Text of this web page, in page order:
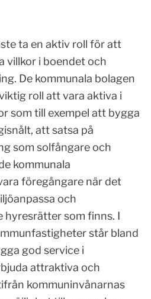
ta en aktiv roll för att
villkor i boendet och
De kommunala bolagen
roll att vara aktiva i
som till exempel att bygga
att satsa på
som solfångare och
kommunala
föregångare när det
och
hyresrätter som finns. I
står bland
god service i
attraktiva och
kommuninvånarnas